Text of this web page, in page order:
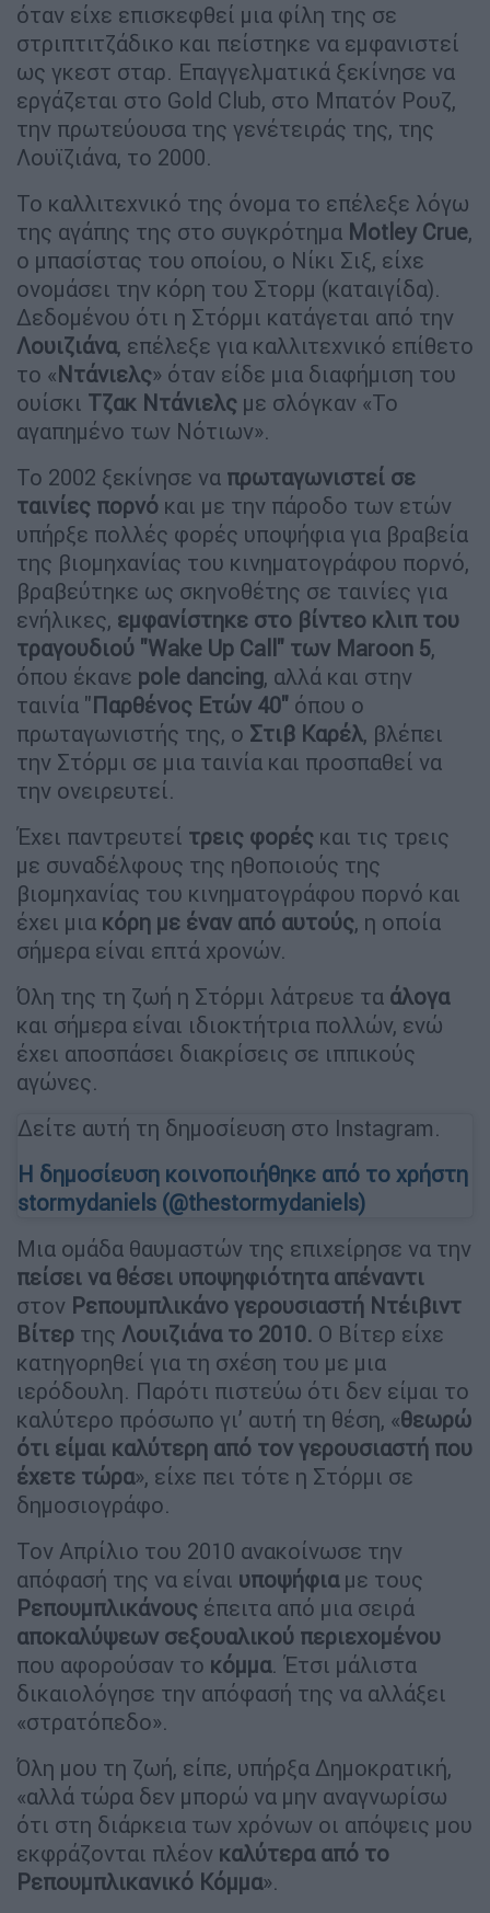
όταν είχε επισκεφθεί μια φίλη της σε
στριπτιτζάδικο και πείστηκε να εμφανιστεί
ως γκεστ σταρ. Επαγγελματικά ξεκίνησε να
εργάζεται στο Gold Club, στο Μπατόν Ρουζ,
την πρωτεύουσα της γενέτειράς της, της
Λουϊζιάνα, το 2000.
Το καλλιτεχνικό της όνομα το επέλεξε λόγω
της αγάπης της στο συγκρότημα Motley Crue,
ο μπασίστας του οποίου, ο Νίκι Σιξ, είχε
ονομάσει την κόρη του Στορμ (καταιγίδα).
Δεδομένου ότι η Στόρμι κατάγεται από την
Λουιζιάνα, επέλεξε για καλλιτεχνικό επίθετο
το «Ντάνιελς» όταν είδε μια διαφήμιση του
ουίσκι Τζακ Ντάνιελς με σλόγκαν «Το
αγαπημένο των Νότιων».
Το 2002 ξεκίνησε να πρωταγωνιστεί σε
ταινίες πορνό και με την πάροδο των ετών
υπήρξε πολλές φορές υποψήφια για βραβεία
της βιομηχανίας του κινηματογράφου πορνό,
βραβεύτηκε ως σκηνοθέτης σε ταινίες για
ενήλικες, εμφανίστηκε στο βίντεο κλιπ του
τραγουδιού "Wake Up Call" των Maroon 5,
όπου έκανε pole dancing, αλλά και στην
ταινία "Παρθένος Ετών 40" όπου ο
πρωταγωνιστής της, ο Στιβ Καρέλ, βλέπει
την Στόρμι σε μια ταινία και προσπαθεί να
την ονειρευτεί.
Έχει παντρευτεί τρεις φορές και τις τρεις
με συναδέλφους της ηθοποιούς της
βιομηχανίας του κινηματογράφου πορνό και
έχει μια κόρη με έναν από αυτούς, η οποία
σήμερα είναι επτά χρονών.
Όλη της τη ζωή η Στόρμι λάτρευε τα άλογα
και σήμερα είναι ιδιοκτήτρια πολλών, ενώ
έχει αποσπάσει διακρίσεις σε ιππικούς
αγώνες.
Δείτε αυτή τη δημοσίευση στο Instagram.
Η δημοσίευση κοινοποιήθηκε από το χρήστη
stormydaniels (@thestormydaniels)
Μια ομάδα θαυμαστών της επιχείρησε να την
πείσει να θέσει υποψηφιότητα απέναντι
στον Ρεπουμπλικάνο γερουσιαστή Ντέιβιντ
Βίτερ της Λουιζιάνα το 2010. O Bίτερ είχε
κατηγορηθεί για τη σχέση του με μια
ιερόδουλη. Παρότι πιστεύω ότι δεν είμαι το
καλύτερο πρόσωπο γι’ αυτή τη θέση, «θεωρώ
ότι είμαι καλύτερη από τον γερουσιαστή που
έχετε τώρα», είχε πει τότε η Στόρμι σε
δημοσιογράφο.
Τον Απρίλιο του 2010 ανακοίνωσε την
απόφασή της να είναι υποψήφιαμε τους
Ρεπουμπλικάνους έπειτα από μια σειρά
αποκαλύψεων σεξουαλικού περιεχομένου
που αφορούσαν το κόμμα. Έτσι μάλιστα
δικαιολόγησε την απόφασή της να αλλάξει
«στρατόπεδο».
Όλη μου τη ζωή, είπε, υπήρξα Δημοκρατική,
«αλλά τώρα δεν μπορώ να μην αναγνωρίσω
ότι στη διάρκεια των χρόνων οι απόψεις μου
εκφράζονται πλέον καλύτερα από το
Ρεπουμπλικανικό Κόμμα».